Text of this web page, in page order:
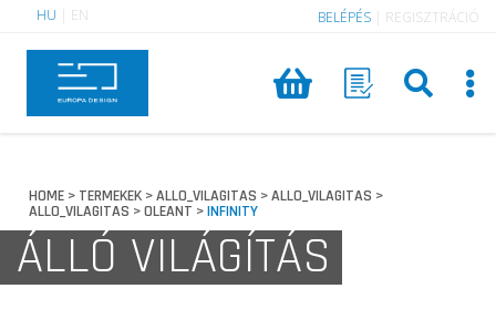
HU EN BELÉPÉS REGISZTRÁCIÓ
HOME > TERMEKEK >ALLO_VILAGITAS >ALLO_VILAGITAS >
ALLO_VILAGITAS >OLEANT >INFINITY
ÁLLÓ VILÁGÍTÁS